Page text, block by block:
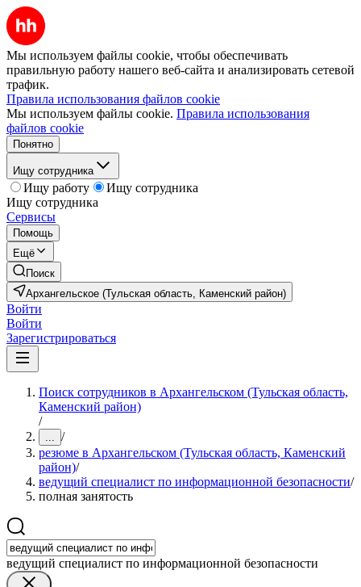
Мы используем файлы cookie, чтобы обеспечивать
правильную работу нашего веб-сайта и анализировать сетевой
трафик.
Правила использования файлов cookie
Мы используем файлы cookie. Правила использования
файлов cookie
Понятно
Ищу сотрудника
Ищу работу
Ищу сотрудника
Ищу сотрудника
Сервисы
Помощь
Ещё
Поиск
Архангельское (Тульская область, Каменский район)
Войти
Войти
Зарегистрироваться
Поиск сотрудников в Архангельском (Тульская область,
Каменский район)
/
... /
резюме в Архангельском (Тульская область, Каменский
район)/
ведущий специалист по информационной безопасности/
полная занятость
ведущий специалист по информационной безопасности